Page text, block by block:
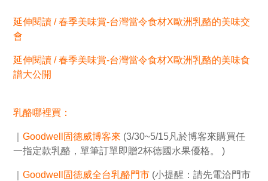
延伸閱讀 /春季美味賞-台灣當令食材X歐洲乳酪的美味交
會
延伸閱讀 /春季美味賞-台灣當令食材X歐洲乳酪的美味食
譜大公開
乳酪哪裡買：
｜Goodwell固德威博客來 (3/30~5/15凡於博客來購買任
一指定款乳酪，單筆訂單即贈2杯德國水果優格。 )
｜Goodwell固德威全台乳酪門市 (小提醒：請先電洽門市